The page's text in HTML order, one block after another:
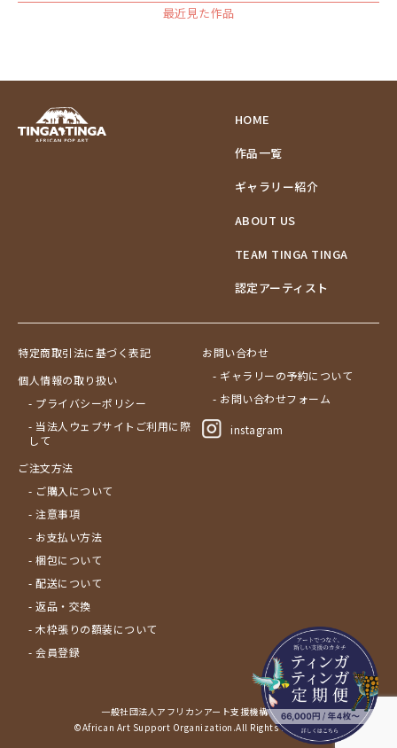
最近見た作品
HOME
作品一覧
ギャラリー紹介
ABOUT US
TEAM TINGA TINGA
認定アーティスト
特定商取引法に基づく表記
個人情報の取り扱い
- プライバシーポリシー
- 当法人ウェブサイトご利用に際
して
ご注文方法
- ご購入について
- 注意事項
- お支払い方法
- 梱包について
- 配送について
- 返品・交換
- 木枠張りの額装について
- 会員登録
お問い合わせ
- ギャラリーの予約について
- お問い合わせフォーム
instagram
一般社団法人アフリカンアート支援機構サイト
©African Art Support Organization.All Rights Reserved.